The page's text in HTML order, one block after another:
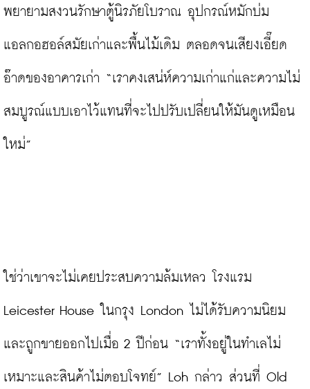
พยายามสงวนรักษาตู้นิรภัยโบราณ อุปกรณ์หมักบ่ม
แอลกอฮอล์สมัยเก่าและพื้นไม้เดิม ตลอดจนเสียงเอี๊ยด
อ๊าดของอาคารเก่า “เราคงเสน่ห์ความเก่าแก่และความไม่
สมบูรณ์แบบเอาไว้แทนที่จะไปปรับเปลี่ยนให้มันดูเหมือน
ใหม่”
ใช่ว่าเขาจะไม่เคยประสบความล้มเหลว โรงแรม
Leicester House ในกรุง London ไม่ได้รับความนิยม
และถูกขายออกไปเมื่อ 2 ปีก่อน “เราทั้งอยู่ในทำเลไม่
เหมาะและสินค้าไม่ตอบโจทย์” Loh กล่าว ส่วนที่ Old